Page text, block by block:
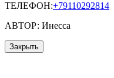
ТЕЛЕФОН:+79110292814
АВТОР: Инесса
Закрыть